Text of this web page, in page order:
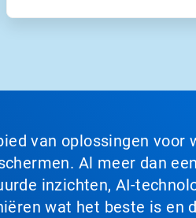
van oplossingen
Al meer dan
inzichten, AI-
wat het beste is